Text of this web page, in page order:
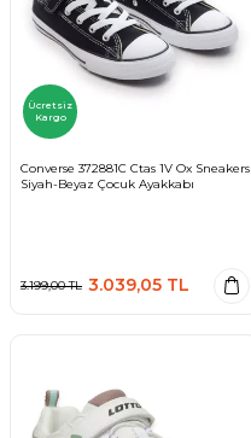
Ücretsiz
Kargo
Converse 372881C Ctas 1V Ox Sneakers
Siyah-Beyaz Çocuk Ayakkabı
3.199,00TL 3.039,05 TL